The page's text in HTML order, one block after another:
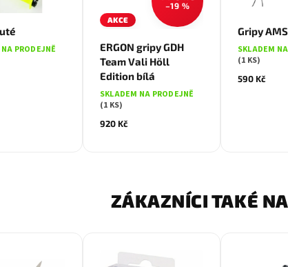
PRODEJNĚ
AKCE
–19 %
ERGON gripy GDH
Team Vali Höll
Edition bílá
SKLADEM NA PRODEJNĚ
(1 KS)
920 Kč
Gripy
SKLADEM
(1 KS)
590 Kč
ZÁKAZNÍCI TAKÉ